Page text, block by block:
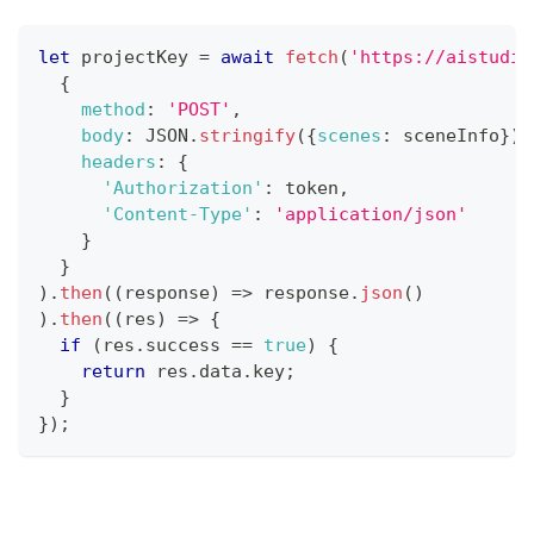
let projectKey = await fetch ( 'https://
{
method : 'POST' ,
body: JSON . stringify({scenes : sceneInfo})
headers :
{
'Authorization' : token ,
'Content-Type' :
'application/json'
}
}
) . then ( ( response) => response. json ( )
) . then ( ( res) => {
if
( res . success == true)
{
return res . data . key;
}
}) ;